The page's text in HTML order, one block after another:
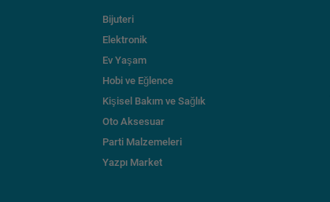
Bijuteri
Elektronik
Ev Yaşam
Hobi ve Eğlence
Kişisel Bakım ve Sağlık
Oto Aksesuar
Parti Malzemeleri
Yazpı Market